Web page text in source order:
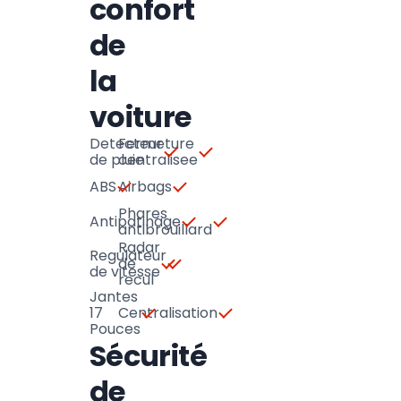
confort
de
la
voiture
Detecteur
de pluie
Fermeture
centralisee
ABSAirbags
Antipatinage
Phares
antibrouillard
Regulateur
de vitesse
Radar
de
recul
Jantes
17
Pouces
Centralisation
Sécurité
de